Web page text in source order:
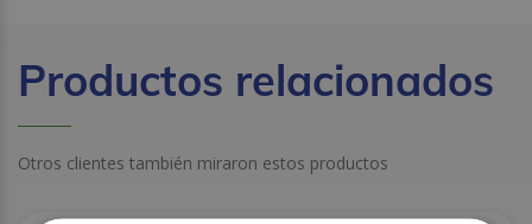
Productos relacionados
Otros clientes también miraron estos productos